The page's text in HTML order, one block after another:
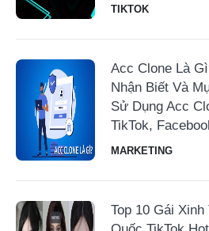
TIKTOK
Acc Clone Là
Nhận Biết Và
Sử Dụng Acc
TikTok,
MARKETING
Top 10 Gái Xinh